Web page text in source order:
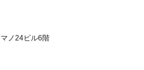
ノ24ビル6階